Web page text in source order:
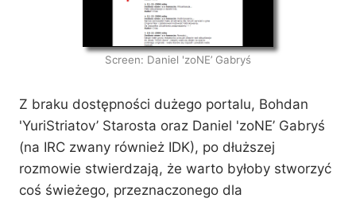
Screen: Daniel 'zoNE’ Gabryś
Z braku dostępności dużego portalu, Bohdan
'YuriStriatov’ Starosta oraz Daniel 'zoNE’ Gabryś
(na IRC zwany również IDK), po dłuższej
rozmowie stwierdzają, że warto byłoby stworzyć
coś świeżego, przeznaczonego dla